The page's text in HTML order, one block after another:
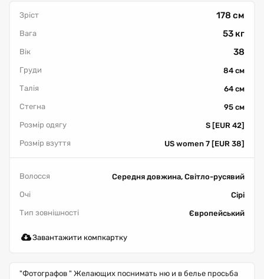
Зріст 178 см
Вага 53 кг
Вік 38
Груди
84 см
Талія
64 см
Стегна
95 см
Розмір одягу
S [EUR 42]
Розмір взуття
US women 7 [EUR 38]
Волосся
Середня довжина, Світло-русявий
Очі
Сірі
Тип зовнішності
Європейський
Завантажити компкартку
"Фотографов " Желающих поснимать ню и в белье просьба